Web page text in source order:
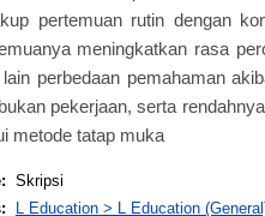
pertemuan rutin dengan
meningkatkan rasa
perbedaan pemahaman
pekerjaan, serta
metode tatap muka
Skripsi
L Education > L Education